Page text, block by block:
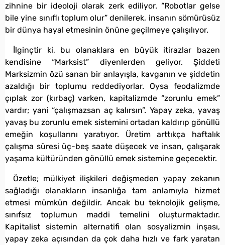
zihnine bir ideoloji olarak zerk ediliyor. “Robotlar gelse
bile yine sınıflı toplum olur” denilerek, insanın sömürüsüz
bir dünya hayal etmesinin önüne geçilmeye çalışılıyor.
İlginçtir ki, bu olanaklara en büyük itirazlar bazen
kendisine “Marksist” diyenlerden geliyor. Şiddeti
Marksizmin özü sanan bir anlayışla, kavganın ve şiddetin
azaldığı bir toplumu reddediyorlar. Oysa feodalizmde
çıplak zor (kırbaç) varken, kapitalizmde “zorunlu emek”
vardır; yani “çalışmazsan aç kalırsın”. Yapay zeka, yavaş
yavaş bu zorunlu emek sistemini ortadan kaldırıp gönüllü
emeğin koşullarını yaratıyor. Üretim arttıkça haftalık
çalışma süresi üç-beş saate düşecek ve insan, çalışarak
yaşama kültüründen gönüllü emek sistemine geçecektir.
Özetle; mülkiyet ilişkileri değişmeden yapay zekanın
sağladığı olanakların insanlığa tam anlamıyla hizmet
etmesi mümkün değildir. Ancak bu teknolojik gelişme,
sınıfsız toplumun maddi temelini oluşturmaktadır.
Kapitalist sistemin alternatifi olan sosyalizmin inşası,
yapay zeka açısından da çok daha hızlı ve fark yaratan